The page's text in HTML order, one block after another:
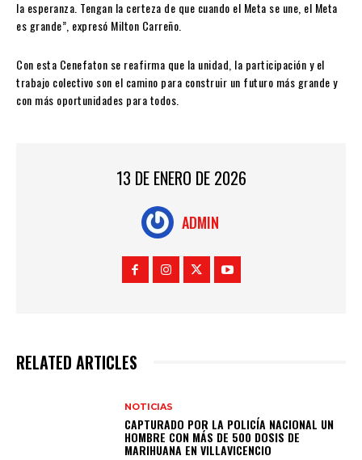
la esperanza. Tengan la certeza de que cuando el Meta se une, el Meta
es grande”, expresó Milton Carreño.
Con esta Cenefaton se reafirma que la unidad, la participación y el
trabajo colectivo son el camino para construir un futuro más grande y
con más oportunidades para todos.
13 DE ENERO DE 2026
ADMIN
RELATED ARTICLES
NOTICIAS
CAPTURADO POR LA POLICÍA NACIONAL UN
HOMBRE CON MÁS DE 500 DOSIS DE
MARIHUANA EN VILLAVICENCIO